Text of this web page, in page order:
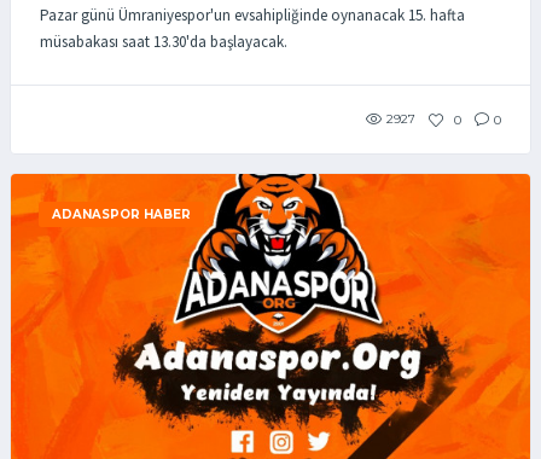
Pazar günü Ümraniyespor'un evsahipliğinde oynanacak 15. hafta
müsabakası saat 13.30'da başlayacak.
2927 0 0
ADANASPOR HABER